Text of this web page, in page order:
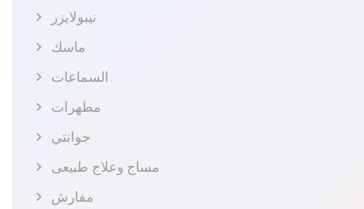
نيبولايزر
ماسك
السماعات
مطهرات
جوانتي
مساج وعلاج طبيعى
مفارش